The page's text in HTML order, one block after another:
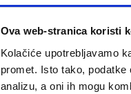
Ova web-stranica koristi
Kolačiće upotrebljavamo
promet. Isto tako,
analizu, a oni ih mogu
(165)
(191)